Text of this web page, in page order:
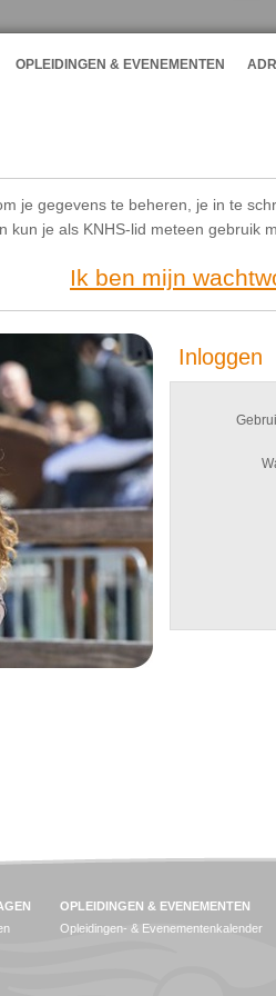
OPLEIDINGEN & EVENEMENTEN
je gegevens te beheren, je in te
je als KNHS-lid meteen gebruik
Ik ben mijn
Inloggen
OPLEIDINGEN & EVENEMENTEN
Opleidingen- & Evenementenkalender